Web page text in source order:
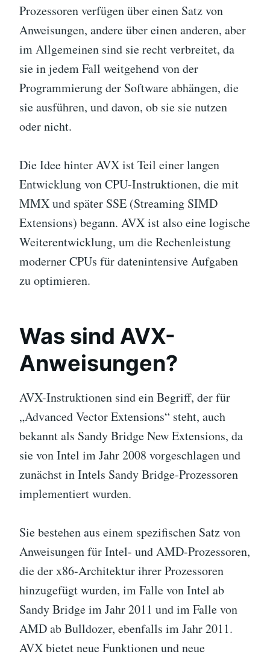
Prozessoren verfügen über einen Satz von
Anweisungen, andere über einen anderen, aber
im Allgemeinen sind sie recht verbreitet, da
sie in jedem Fall weitgehend von der
Programmierung der Software abhängen, die
sie ausführen, und davon, ob sie sie nutzen
oder nicht.
Die Idee hinter AVX ist Teil einer langen
Entwicklung von CPU-Instruktionen, die mit
MMX und später SSE (Streaming SIMD
Extensions) begann. AVX ist also eine logische
Weiterentwicklung, um die Rechenleistung
moderner CPUs für datenintensive Aufgaben
zu optimieren.
Was sind AVX-
Anweisungen?
AVX-Instruktionen sind ein Begriff, der für
„Advanced Vector Extensions“ steht, auch
bekannt als Sandy Bridge New Extensions, da
sie von Intel im Jahr 2008 vorgeschlagen und
zunächst in Intels Sandy Bridge-Prozessoren
implementiert wurden.
Sie bestehen aus einem spezifischen Satz von
Anweisungen für Intel- und AMD-Prozessoren,
die der x86-Architektur ihrer Prozessoren
hinzugefügt wurden, im Falle von Intel ab
Sandy Bridge im Jahr 2011 und im Falle von
AMD ab Bulldozer, ebenfalls im Jahr 2011.
AVX bietet neue Funktionen und neue